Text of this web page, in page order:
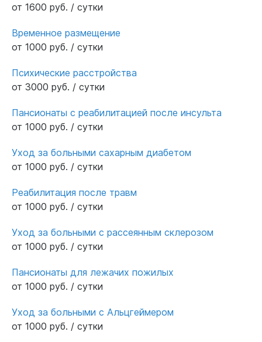
от 1600 руб. / сутки
Временное размещение
от 1000 руб. / сутки
Психические расстройства
от 3000 руб. / сутки
Пансионаты с реабилитацией после инсульта
от 1000 руб. / сутки
Уход за больными сахарным диабетом
от 1000 руб. / сутки
Реабилитация после травм
от 1000 руб. / сутки
Уход за больными с рассеянным склерозом
от 1000 руб. / сутки
Пансионаты для лежачих пожилых
от 1000 руб. / сутки
Уход за больными с Альцгеймером
от 1000 руб. / сутки